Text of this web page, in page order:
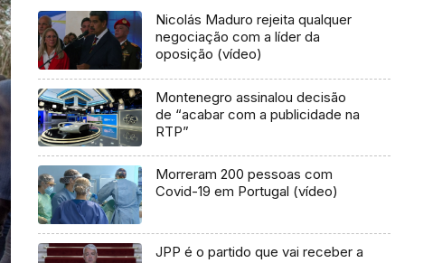
Nicolás Maduro rejeita qualquer
negociação com a líder da
oposição (vídeo)
Montenegro assinalou decisão
de “acabar com a publicidade na
RTP”
Morreram 200 pessoas com
Covid-19 em Portugal (vídeo)
JPP é o partido que vai receber a